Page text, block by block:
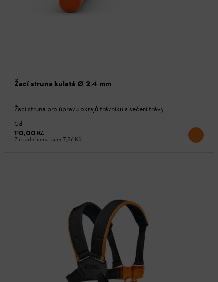
Žací struna kulatá Ø 2,4 mm
Žací struna pro úpravu okrajů trávníku a sečení trávy
Od
110,00 Kč
Základní cena za m 7,86 Kč